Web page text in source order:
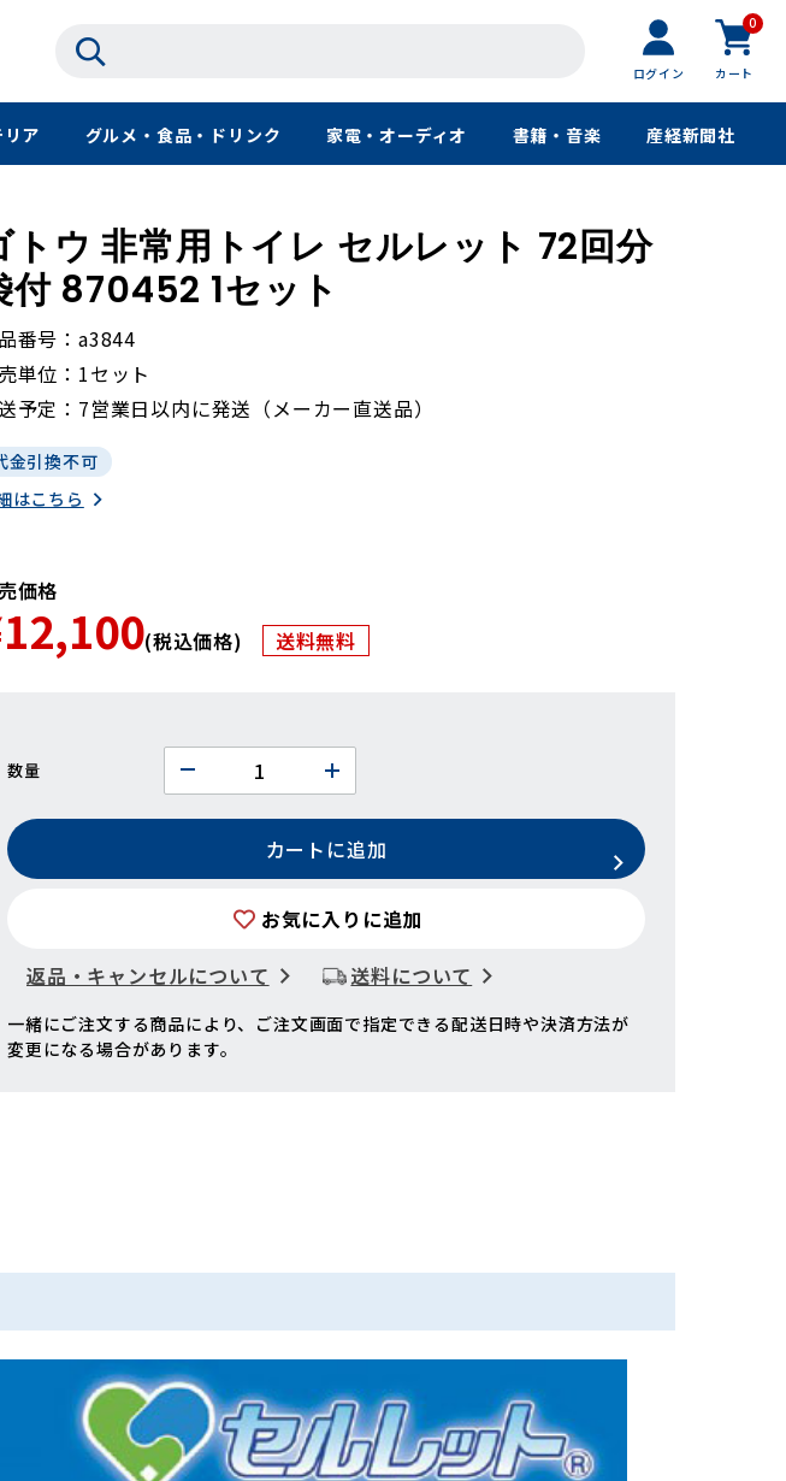
ログイン
0
カート
ア グルメ・食品・ドリンク 家電・オーディオ 書籍・音楽 産経新聞社
トウ 非常用トイレ セルレット 72回分
付 870452 1セット
番号
a3844
単位
1セット
予定
7営業日以内に発送（メーカー直送品）
金引換不可
はこちら
価格
(税込価格) 送料無料
数量
カートに追加
お気に入りに追加
返品・キャンセルについて
送料について
一緒にご注文する商品により、ご注文画面で指定できる配送日時や決済方法が
変更になる場合があります。